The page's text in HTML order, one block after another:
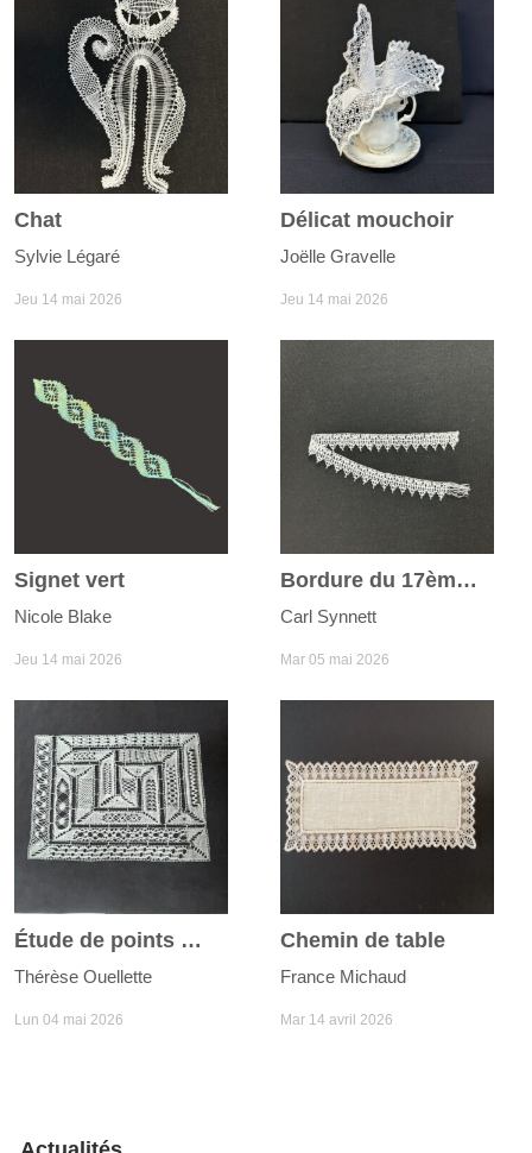
Chat
Sylvie Légaré
Jeu 14 mai 2026
Délicat mouchoir
Joëlle Gravelle
Jeu 14 mai 2026
Signet vert
Nicole Blake
Jeu 14 mai 2026
Bordure du 17ème siècle
Carl Synnett
Mar 05 mai 2026
Étude de points Milanaise
Thérèse Ouellette
Lun 04 mai 2026
Chemin de table
France Michaud
Mar 14 avril 2026